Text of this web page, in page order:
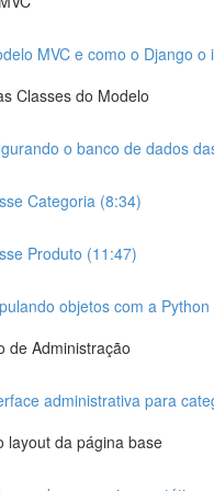
MVC e como o Django o
Classes do Modelo
o banco de dados
Categoria (8:34)
Produto (11:47)
objetos com a
de Administração
administrativa para
layout da página base